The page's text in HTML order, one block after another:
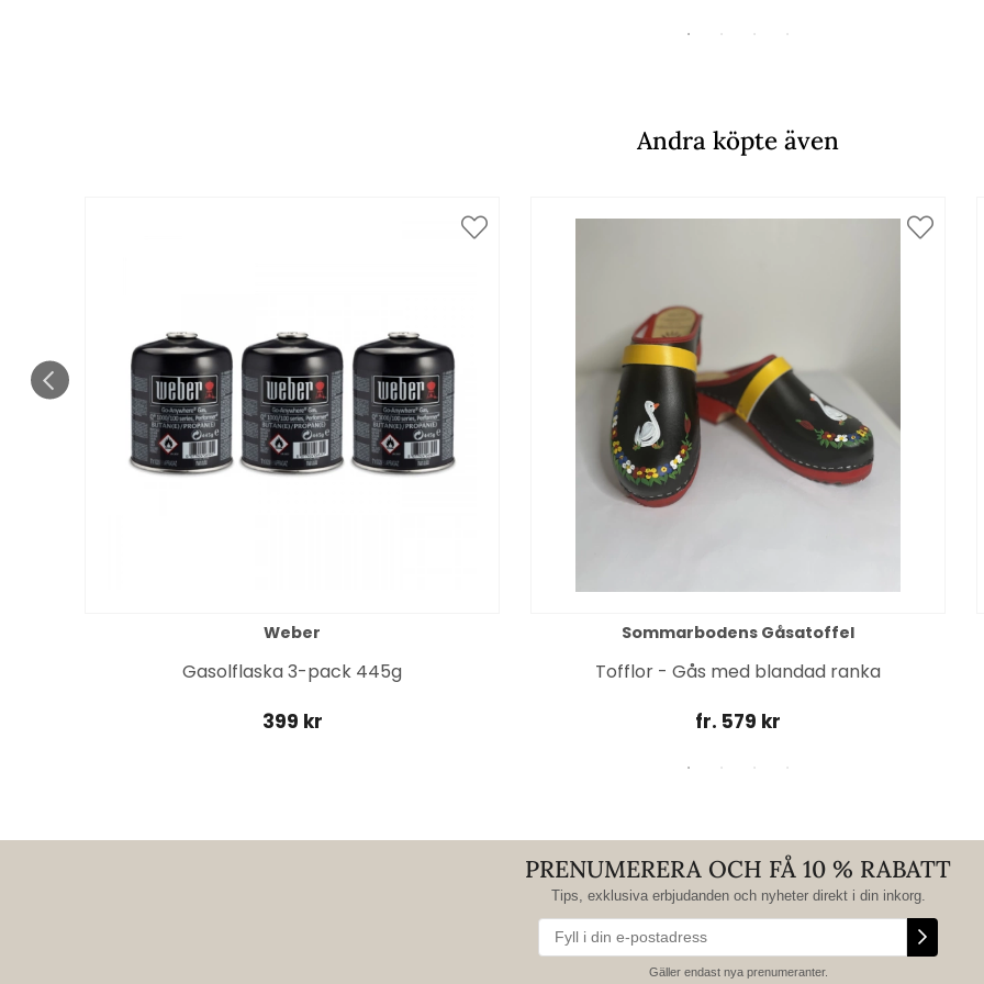
Andra köpte även
Weber
Gasolflaska 3-pack 445g
399 kr
Sommarbodens Gåsatoffel
Tofflor - Gås med blandad ranka
fr. 579 kr
PRENUMERERA OCH FÅ 10 % RABATT
Tips, exklusiva erbjudanden och nyheter direkt i din inkorg.
Gäller endast nya prenumeranter.